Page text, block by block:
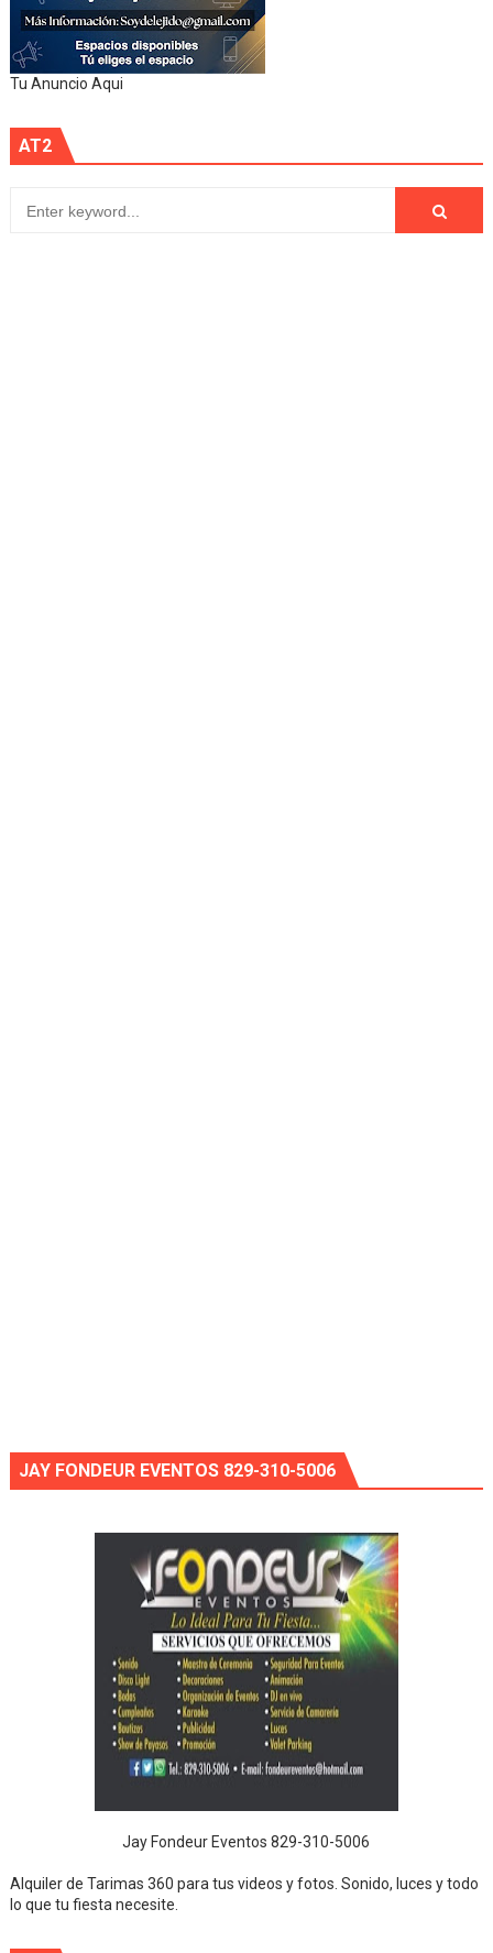
Tu Anuncio Aqui
AT2
JAY FONDEUR EVENTOS 829-310-5006
Jay Fondeur Eventos 829-310-5006
Alquiler de Tarimas 360 para tus videos y fotos. Sonido, luces y todo
lo que tu fiesta necesite.